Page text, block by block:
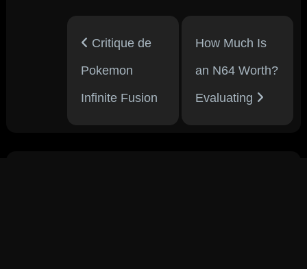
Critique de
Pokemon
Infinite Fusion
How Much Is
an N64 Worth?
Evaluating